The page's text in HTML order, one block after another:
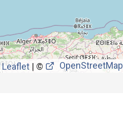
Leaflet | © OpenStreetMap